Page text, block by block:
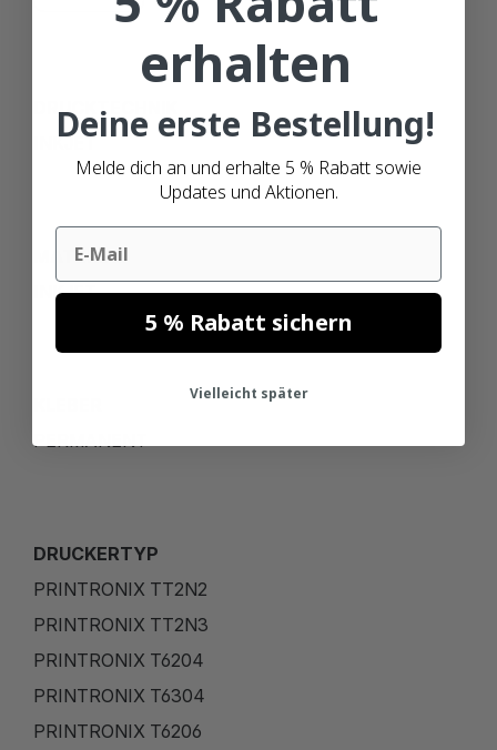
DRUCKTECHNIK
INKJET
MATERIAL
INKJET
PERMANENT
DRUCKERTYP
PRINTRONIX TT2N2
PRINTRONIX TT2N3
PRINTRONIX T6204
PRINTRONIX T6304
PRINTRONIX T6206
erhalten
Deine erste Bestellung!
Melde dich an und erhalte 5 % Rabatt sowie
Updates und Aktionen.
Email
5 % Rabatt sichern
Vielleicht später